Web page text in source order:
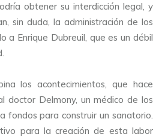
obtener su interdicción legal, y
sin duda, la administración de los
a Enrique Dubreuil, que es un débil
los acontecimientos, que hace
doctor Delmony, un médico de los
fondos para construir un sanatorio.
para la creación de esta labor